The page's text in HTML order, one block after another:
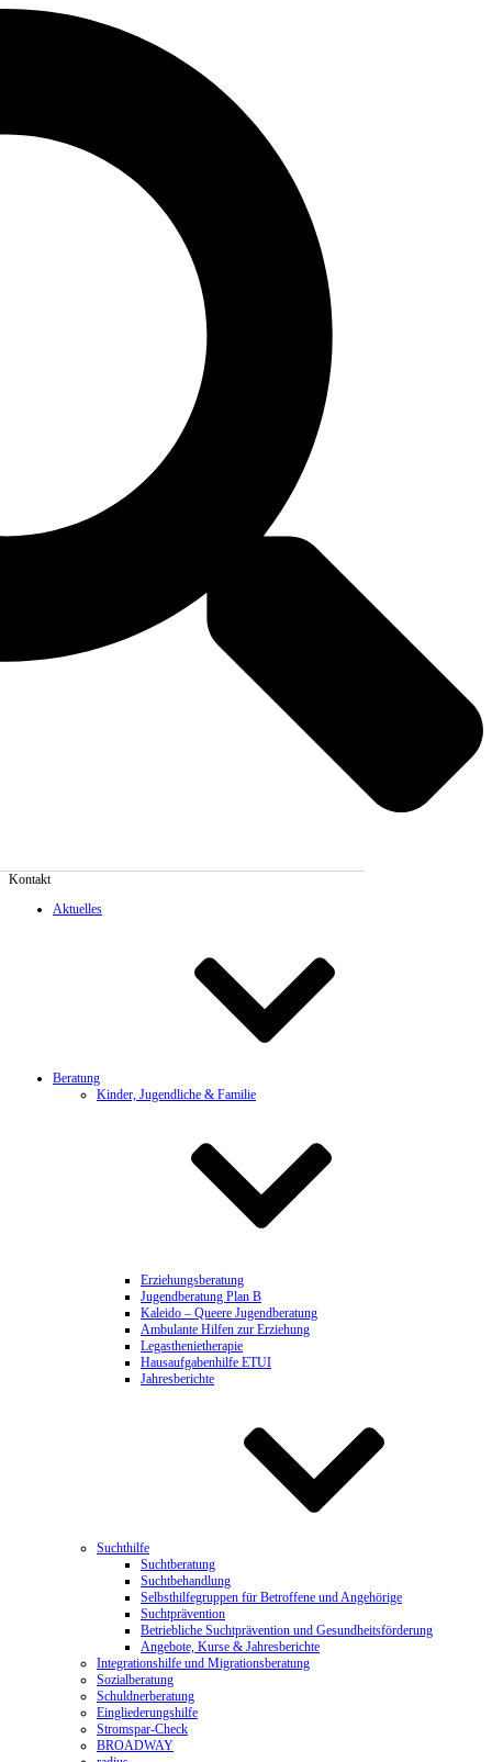
Kontakt
Aktuelles
Beratung
Kinder, Jugendliche & Familie
Erziehungsberatung
Jugendberatung Plan B
Kaleido – Queere Jugendberatung
Ambulante Hilfen zur Erziehung
Legasthenietherapie
Hausaufgabenhilfe ETUI
Jahresberichte
Suchthilfe
Suchtberatung
Suchtbehandlung
Selbsthilfegruppen für Betroffene und Angehörige
Suchtprävention
Betriebliche Suchtprävention und Gesundheitsförderung
Angebote, Kurse & Jahresberichte
Integrationshilfe und Migrationsberatung
Sozialberatung
Schuldnerberatung
Eingliederungshilfe
Stromspar-Check
BROADWAY